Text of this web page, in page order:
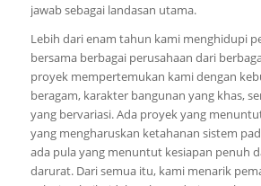
jawab sebagai landasan utama.
Lebih dari enam tahun kami menghidupi
bersama berbagai perusahaan dari
proyek mempertemukan kami dengan
beragam, karakter bangunan yang khas,
yang bervariasi. Ada proyek yang
yang mengharuskan ketahanan sistem
ada pula yang menuntut kesiapan penuh
darurat. Dari semua itu, kami menarik